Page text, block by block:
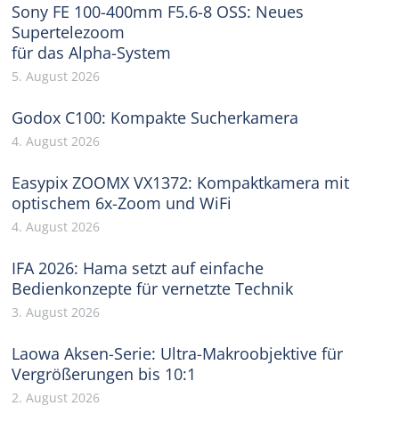
Sony FE 100-400mm F5.6-8 OSS: Neues
Supertelezoom
für das Alpha-System
5. August 2026
Godox C100: Kompakte Sucherkamera
4. August 2026
Easypix ZOOMX VX1372: Kompaktkamera mit
optischem 6x-Zoom und WiFi
4. August 2026
IFA 2026: Hama setzt auf einfache
Bedienkonzepte für vernetzte Technik
3. August 2026
Laowa Aksen-Serie: Ultra-Makroobjektive für
Vergrößerungen bis 10:1
2. August 2026